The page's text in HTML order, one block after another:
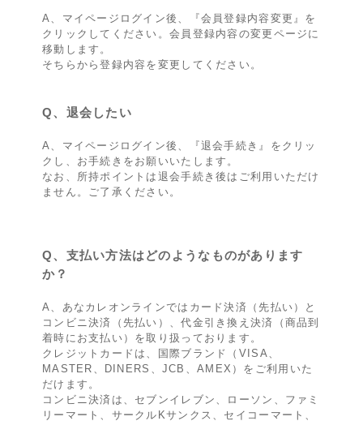
A、マイページログイン後、『会員登録内容変更』を
クリックしてください。会員登録内容の変更ページに
移動します。
そちらから登録内容を変更してください。
Q、退会したい
A、マイページログイン後、『退会手続き』をクリッ
クし、お手続きをお願いいたします。
なお、所持ポイントは退会手続き後はご利用いただけ
ません。ご了承ください。
Q、支払い方法はどのようなものがあります
か？
A、あなカレオンラインではカード決済（先払い）と
コンビニ決済（先払い）、代金引き換え決済（商品到
着時にお支払い）を取り扱っております。
クレジットカードは、国際ブランド（VISA、
MASTER、DINERS、JCB、AMEX）をご利用いた
だけます。
コンビニ決済は、セブンイレブン、ローソン、ファミ
リーマート、サークルKサンクス、セイコーマート、